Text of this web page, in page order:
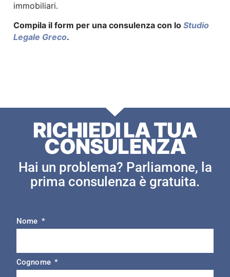
immobiliari.
Compila il form per una consulenza con lo Studio
Legale Greco.
RICHIEDI LA TUA
CONSULENZA
Hai un problema? Parliamone, la
prima consulenza è gratuita.
Nome
Cognome